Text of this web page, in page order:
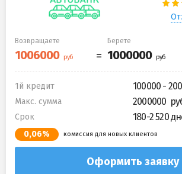
Возвращаете Берете
1й кредит 100000 -
Макс. сумма 2000000
Срок 180-2 520
0,06% комиссия для новых клиентов
Оформить заявку